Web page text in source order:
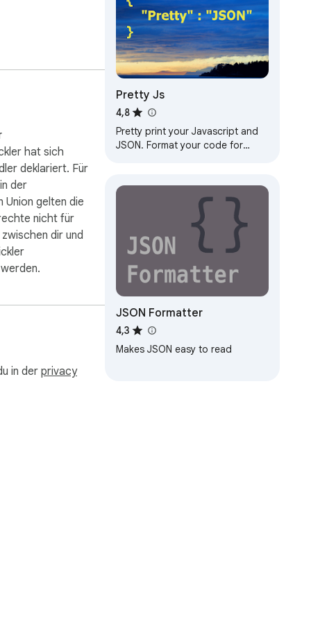
Informationen
Grundsatz, dass
hat sich
deklariert. Für
der
Union gelten die
nicht für
dir und
in derprivacy
Pretty Js
4,8
Pretty print your Javascript and
JSON. Format your code for
JSON Formatter
4,3
Makes JSON easy to read